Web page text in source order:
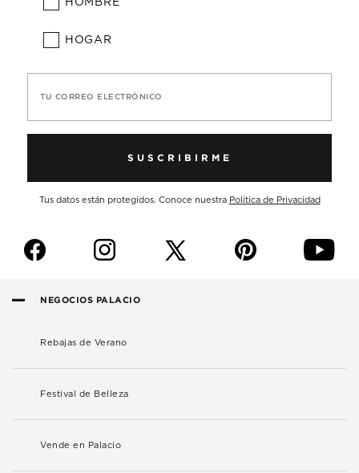
HOMBRE
HOGAR
TU CORREO ELECTRÓNICO
SUSCRIBIRME
Tus datos están protegidos. Conoce nuestra Política de Privacidad
f i p y
NEGOCIOS PALACIO
Rebajas de Verano
Festival de Belleza
Vende en Palacio